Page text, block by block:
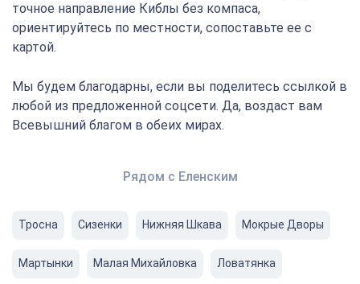
точное направление Киблы без компаса,
ориентируйтесь по местности, сопоставьте ее с
картой.
Мы будем благодарны, если вы поделитесь ссылкой в
любой из предложенной соцсети. Да, воздаст вам
Всевышний благом в обеих мирах.
Рядом с Еленским
Тросна Сизенки Нижняя Шкава Мокрые Дворы
Мартынки Малая Михайловка Ловатянка